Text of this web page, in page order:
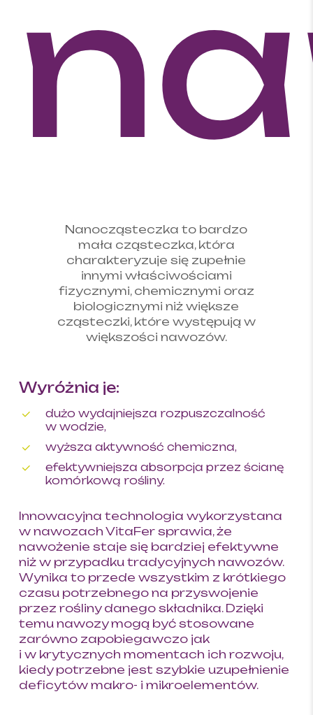
Nanocząsteczka to bardzo
mała cząsteczka, która
charakteryzuje się zupełnie
innymi właściwościami
fizycznymi, chemicznymi oraz
biologicznymi niż większe
cząsteczki, które występują w
większości nawozów.
Wyróżnia je:
dużo wydajniejsza rozpuszczalność
w wodzie,
wyższa aktywność chemiczna,
efektywniejsza absorpcja przez ścianę
komórkową rośliny.
Innowacyjna technologia wykorzystana
w nawozach VitaFer sprawia, że
nawożenie staje się bardziej efektywne
niż w przypadku tradycyjnych nawozów.
Wynika to przede wszystkim z krótkiego
czasu potrzebnego na przyswojenie
przez rośliny danego składnika. Dzięki
temu nawozy mogą być stosowane
zarówno zapobiegawczo jak
i w krytycznych momentach ich rozwoju,
kiedy potrzebne jest szybkie uzupełnienie
deficytów makro- i mikroelementów.